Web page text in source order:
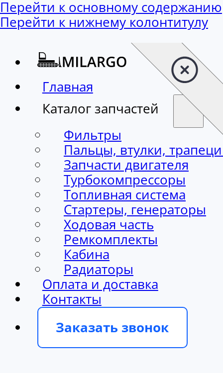
Перейти к основному содержанию
Перейти к нижнему колонтитулу
Главная
Каталог запчастей
Фильтры
Пальцы, втулки,
Запчасти двигателя
Турбокомпрессоры
Топливная система
Стартеры, генераторы
Ходовая часть
Ремкомплекты
Кабина
Радиаторы
Оплата и доставка
Контакты
Заказать звонок